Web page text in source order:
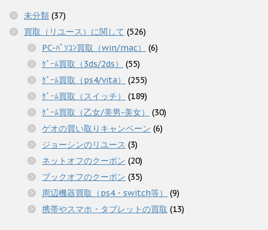
未分類 (37)
買取（リユース）に関して (526)
PC-ﾊﾟｿｺﾝ買取（win/mac）
(6)
ｹﾞｰﾑ買取（3ds/2ds）
(55)
ｹﾞｰﾑ買取（ps4/vita）
(255)
ｹﾞｰﾑ買取（スイッチ）
(189)
ｹﾞｰﾑ買取（乙女/美男-美女）
(30)
ゲオの買い取りキャンペーン (6)
ジョーシンのリユース (3)
ネットオフのクーポン (20)
ブックオフのクーポン (35)
周辺機器買取（ps4・switch等）
(9)
携帯やスマホ・タブレットの買取 (13)